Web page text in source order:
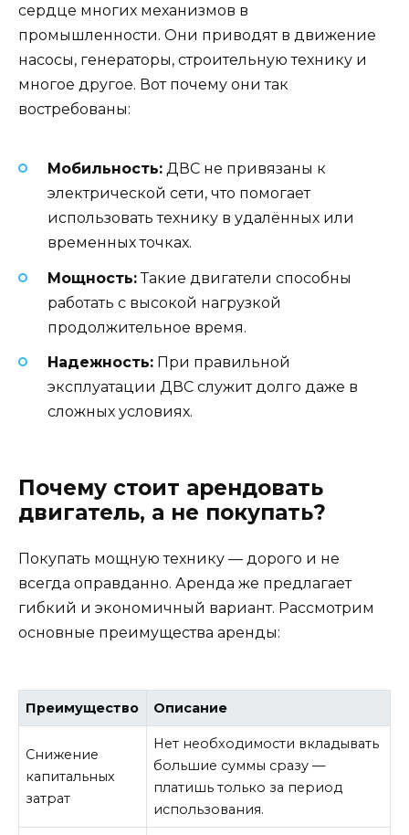
сердце многих механизмов в
промышленности. Они приводят в движение
насосы, генераторы, строительную технику и
многое другое. Вот почему они так
востребованы:
Мобильность: ДВС не привязаны к
электрической сети, что помогает
использовать технику в удалённых или
временных точках.
Мощность:Такие двигатели способны
работать с высокой нагрузкой
продолжительное время.
Надежность: При правильной
эксплуатации ДВС служит долго даже в
сложных условиях.
Почему стоит арендовать
двигатель, а не покупать?
Покупать мощную технику — дорого и не
всегда оправданно. Аренда же предлагает
гибкий и экономичный вариант. Рассмотрим
основные преимущества аренды:
Преимущество Описание
Снижение
капитальных
затрат
Нет необходимости вкладывать
большие суммы сразу —
платишь только за период
использования.